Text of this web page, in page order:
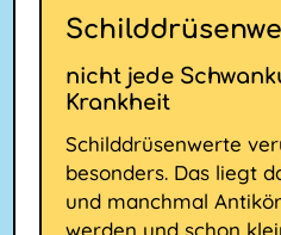
nicht jede
Krankheit
Schilddrüsenwerte
besonders. Das liegt
und manchmal
werden und schon